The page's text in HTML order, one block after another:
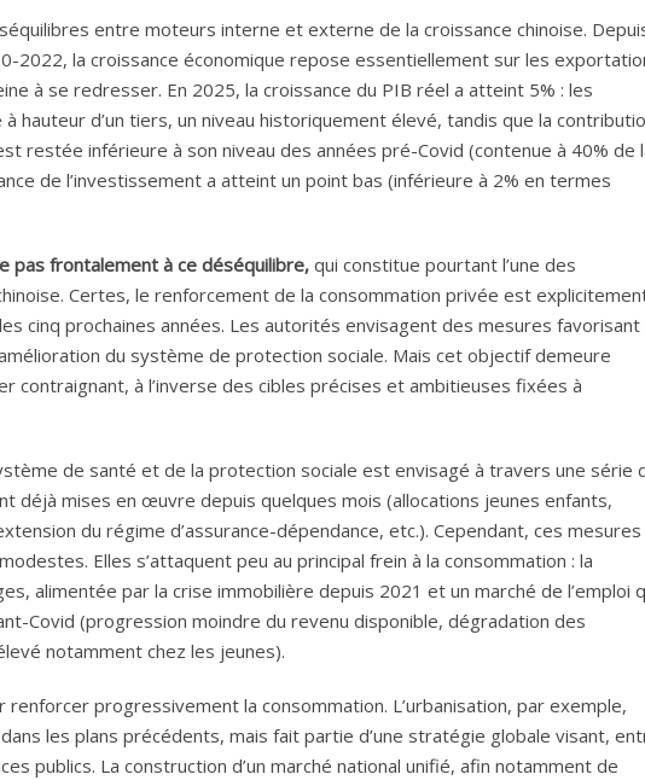
entre moteurs interne et externe de la croissance chinoise.
2022, la croissance économique repose essentiellement sur les
à se redresser. En 2025, la croissance du PIB réel a atteint 5% : les
hauteur d’un tiers, un niveau historiquement élevé, tandis que la
restée inférieure à son niveau des années pré-Covid (contenue à 40% de
de l’investissement a atteint un point bas (inférieure à 2% en termes
pas frontalement à ce déséquilibre,qui constitue pourtant l’une des
Certes, le renforcement de la consommation privée est
cinq prochaines années. Les autorités envisagent des mesures favorisant
du système de protection sociale. Mais cet objectif demeure
contraignant, à l’inverse des cibles précises et ambitieuses fixées à
de santé et de la protection sociale est envisagé à travers une série
déjà mises en œuvre depuis quelques mois (allocations jeunes enfants,
du régime d’assurance-dépendance, etc.). Cependant, ces
Elles s’attaquent peu au principal frein à la consommation : la
alimentée par la crise immobilière depuis 2021 et un marché de l’emploi
Covid (progression moindre du revenu disponible, dégradation des
notamment chez les jeunes).
progressivement la consommation. L’urbanisation, par exemple,
les plans précédents, mais fait partie d’une stratégie globale visant,
publics. La construction d’un marché national unifié, afin notamment de